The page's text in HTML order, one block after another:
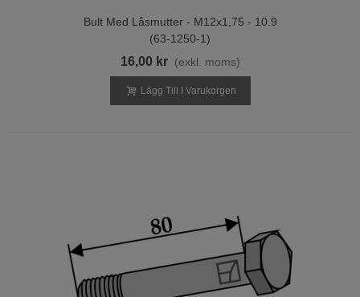
Bult Med Låsmutter - M12x1,75 - 10.9
(63-1250-1)
16,00 kr (exkl. moms)
Lägg Till I Varukorgen